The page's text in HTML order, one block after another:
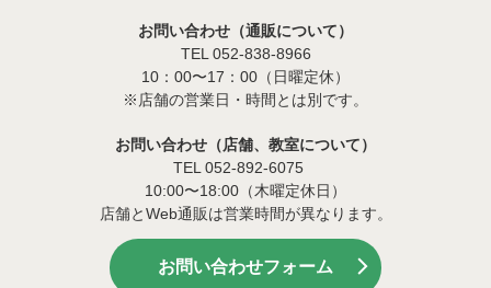
お問い合わせ（通販について）
TEL 052-838-8966
10：00〜17：00（日曜定休）
※店舗の営業日・時間とは別です。
お問い合わせ（店舗、教室について）
TEL 052-892-6075
10:00〜18:00（木曜定休日）
店舗とWeb通販は営業時間が異なります。
お問い合わせフォーム